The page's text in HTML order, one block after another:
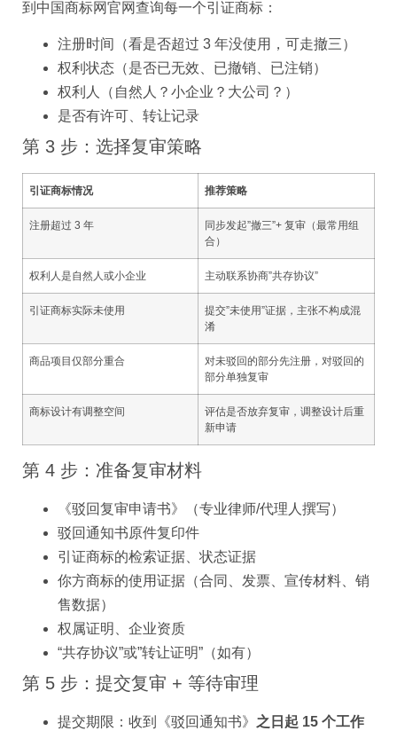
到中国商标网官网查询每一个引证商标：
注册时间（看是否超过 3 年没使用，可走撤三）
权利状态（是否已无效、已撤销、已注销）
权利人（自然人？小企业？大公司？）
是否有许可、转让记录
第 3 步：选择复审策略
引证商标情况 推荐策略
注册超过 3 年
同步发起”撤三”+ 复审（最常用组
合）
权利人是自然人或小企业 主动联系协商”共存协议”
引证商标实际未使用
提交”未使用”证据，主张不构成混
淆
商品项目仅部分重合
对未驳回的部分先注册，对驳回的
部分单独复审
商标设计有调整空间
评估是否放弃复审，调整设计后重
新申请
第 4 步：准备复审材料
《驳回复审申请书》（专业律师/代理人撰写）
驳回通知书原件复印件
引证商标的检索证据、状态证据
你方商标的使用证据（合同、发票、宣传材料、销
售数据）
权属证明、企业资质
“共存协议”或”转让证明”（如有）
第 5 步：提交复审 + 等待审理
提交期限：收到《驳回通知书》 之日起 15 个工作